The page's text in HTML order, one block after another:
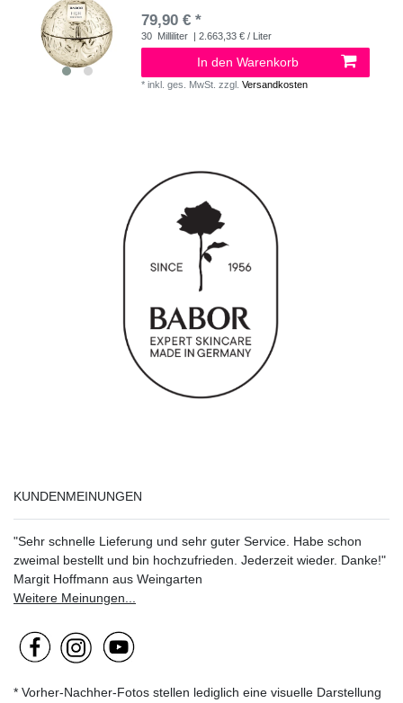
79,90 € *
30 Milliliter | 2.663,33 € / Liter
In den Warenkorb
*inkl. ges. MwSt. zzgl.Versandkosten
KUNDENMEINUNGEN
"Sehr schnelle Lieferung und sehr guter Service. Habe schon
zweimal bestellt und bin hochzufrieden. Jederzeit wieder. Danke!"
Margit Hoffmann aus Weingarten
Weitere Meinungen...
* Vorher-Nachher-Fotos stellen lediglich eine visuelle Darstellung